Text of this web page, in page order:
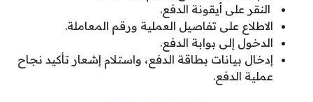
النقر على أيقونة الدفع.
الاطلاع على تفاصيل العملية ورقم المعاملة.
الدخول إلى بوابة الدفع.
إدخال بيانات بطاقة الدفع، واستلام إشعار تأكيد نجاح
عملية الدفع.